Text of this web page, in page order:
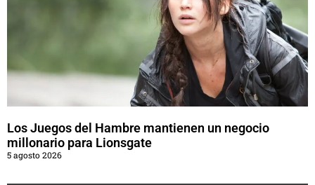
Los Juegos del Hambre mantienen un negocio
millonario para Lionsgate
5 agosto 2026